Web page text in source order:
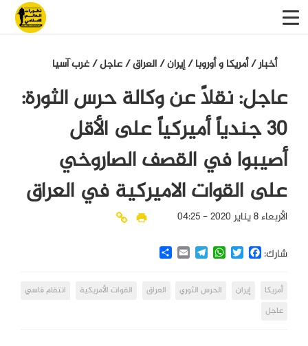
أخبار/أمريكا و أوروبا/إيران/العراق/عاجل/غرب آسيا
عاجل: نقلاً عن وكالة حرس الثورة:
30 جندياً أميركياً على الأقل
أصيبوا في القصف الصاروخي
على القوات الاميركية في العراق
الأربعاء 8 يناير 2020 - 04:25
شارك: Facebook
Twitter
WhatsApp
Telegram
Email
Share
أمريكا إيران الحرس الثوري العراق القوات الأمريكية
انتقام قاسي
عاجل